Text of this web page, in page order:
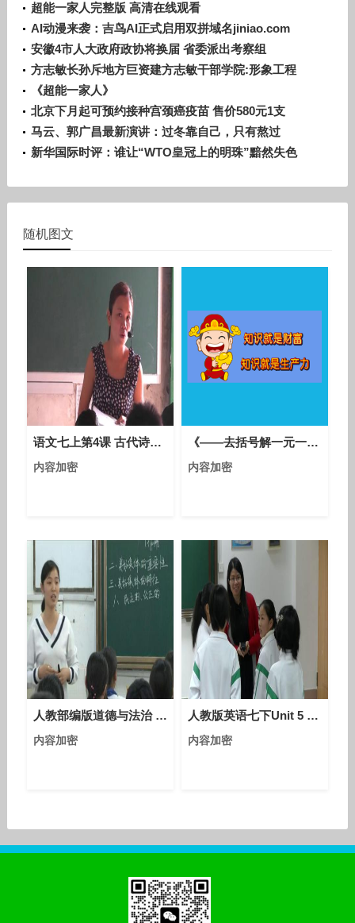
超能一家人完整版 高清在线观看
AI动漫来袭：吉鸟AI正式启用双拼域名jiniao.com
安徽4市人大政府政协将换届 省委派出考察组
方志敏长孙斥地方巨资建方志敏干部学院:形象工程
《超能一家人》
北京下月起可预约接种宫颈癌疫苗 售价580元1支
马云、郭广昌最新演讲：过冬靠自己，只有熬过
新华国际时评：谁让“WTO皇冠上的明珠”黯然失色
随机图文
语文七上第4课 古代诗歌四首《天净沙·秋思》课堂教学视频实录-黄斯娟
内容加密
《——去括号解一元一次方程（1）》课堂教学实录-人教版初中数学七年级上册
内容加密
人教部编版道德与法治 七下 3.8.1《憧憬美好集体》课堂视频实录-唐芳菊
内容加密
人教版英语七下Unit 5 Section A（Grammar focus-3c）教学视频实录（李娟芳）
内容加密